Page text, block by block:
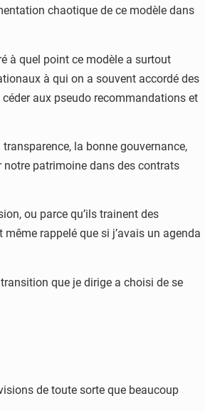
chaotique de ce modèle dans
à quel point ce modèle a surtout
à qui on a souvent accordé des
aux pseudo recommandations et
la bonne gouvernance,
notre patrimoine dans des contrats
ou parce qu’ils trainent des
rappelé que si j’avais un agenda
transition que je dirige a choisi de se
de toute sorte que beaucoup